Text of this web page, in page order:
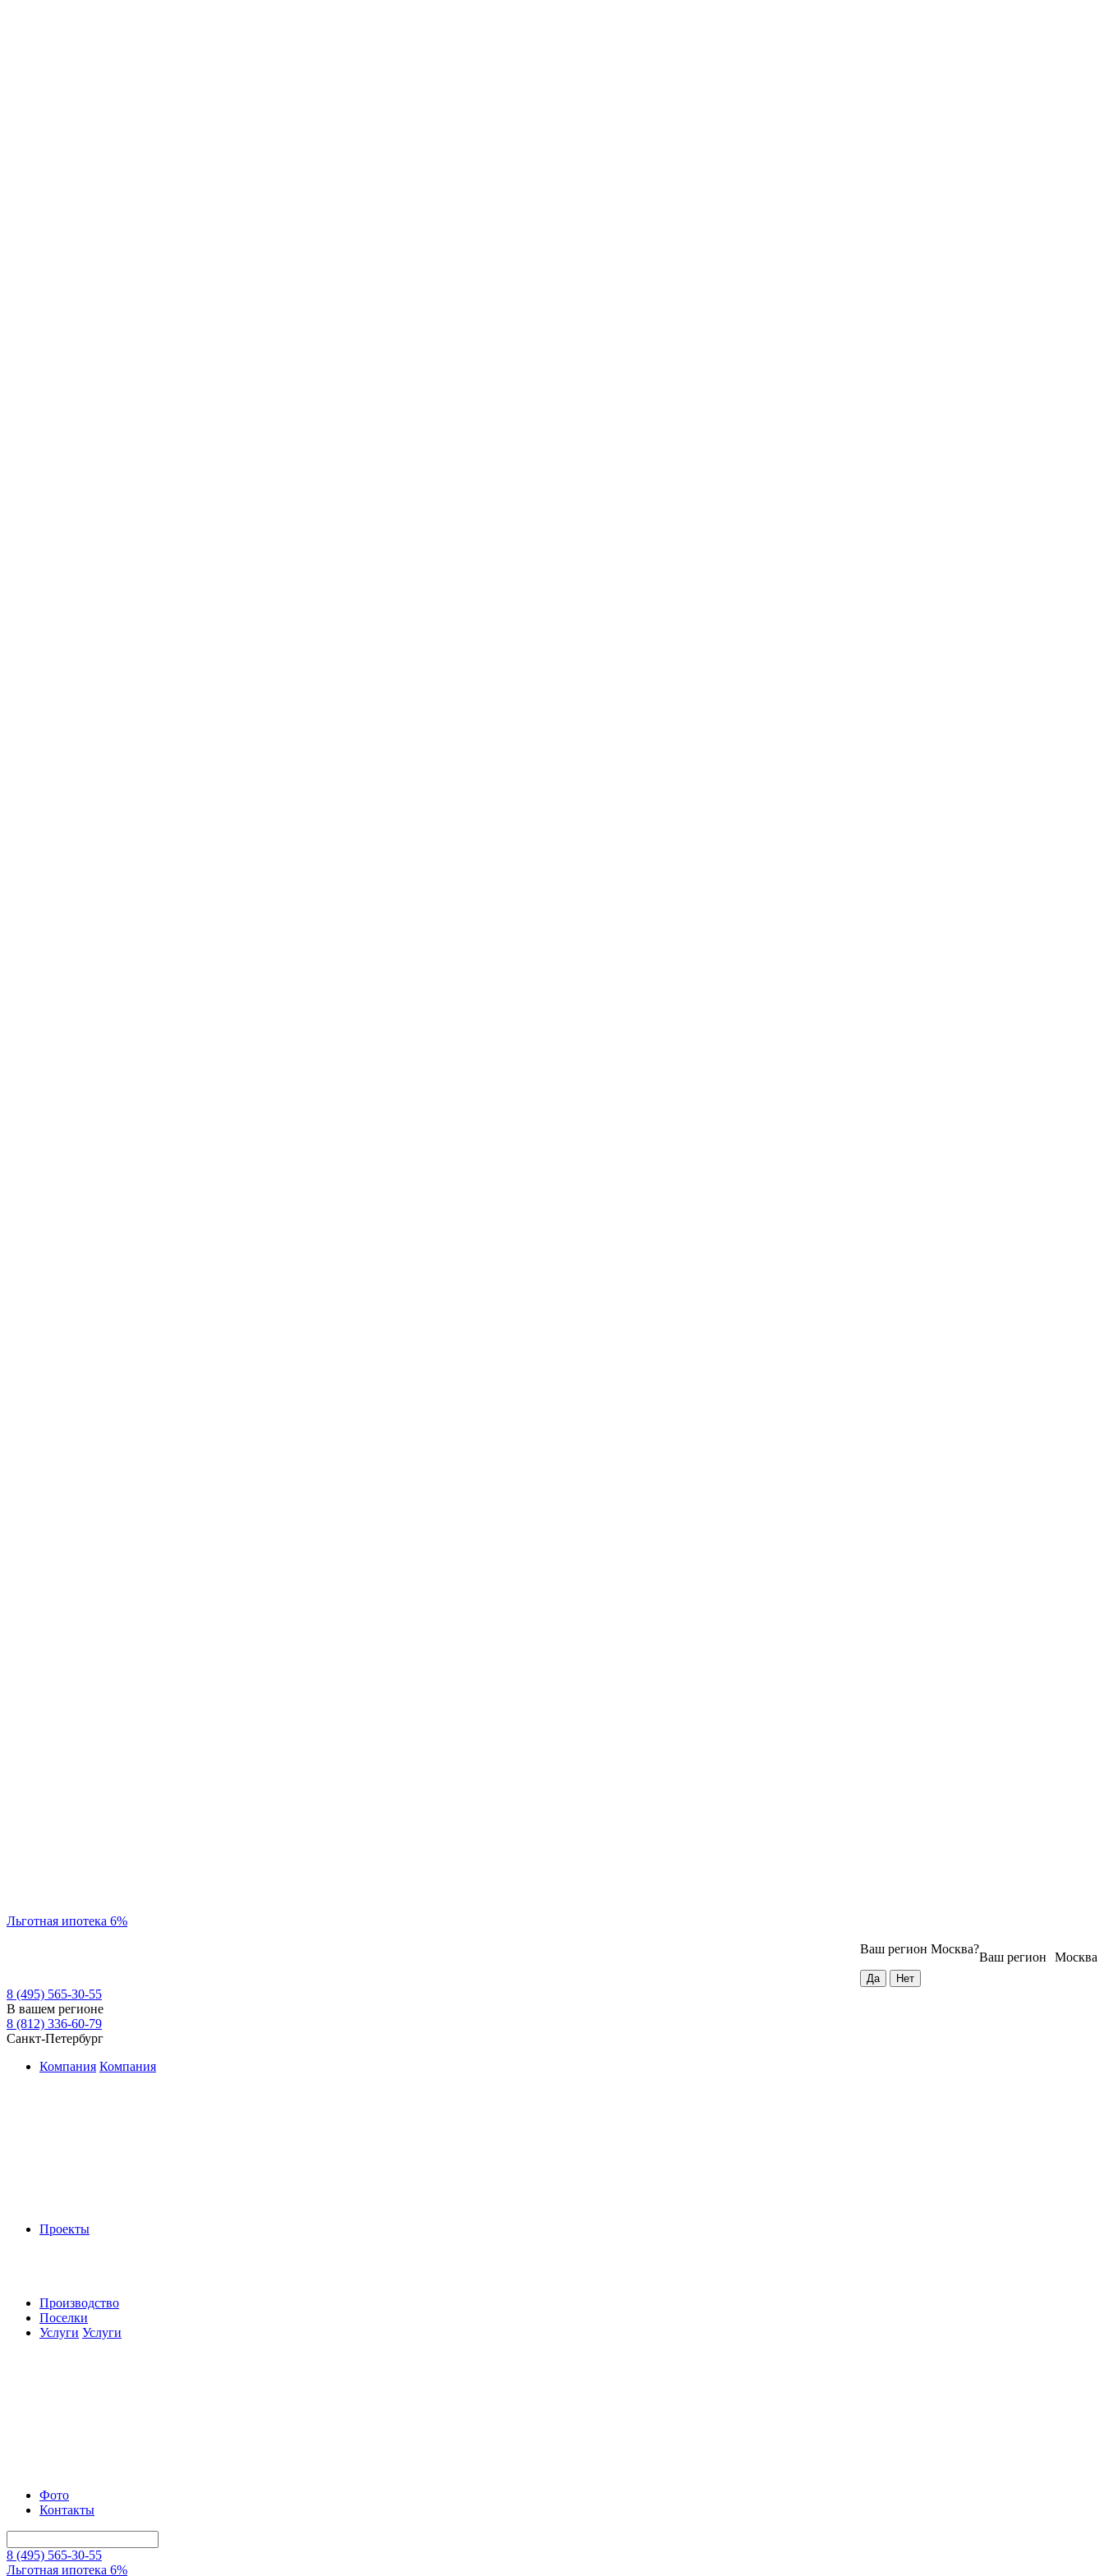
Льготная ипотека 6%
Москва
Ваш регион
Ваш регион Москва?
8 (495) 565-30-55
В вашем регионе
8 (812) 336-60-79
Санкт-Петербург
Компания Компания
Проекты
Производство
Поселки
Услуги Услуги
Фото
Контакты
8 (495) 565-30-55
Льготная ипотека 6%